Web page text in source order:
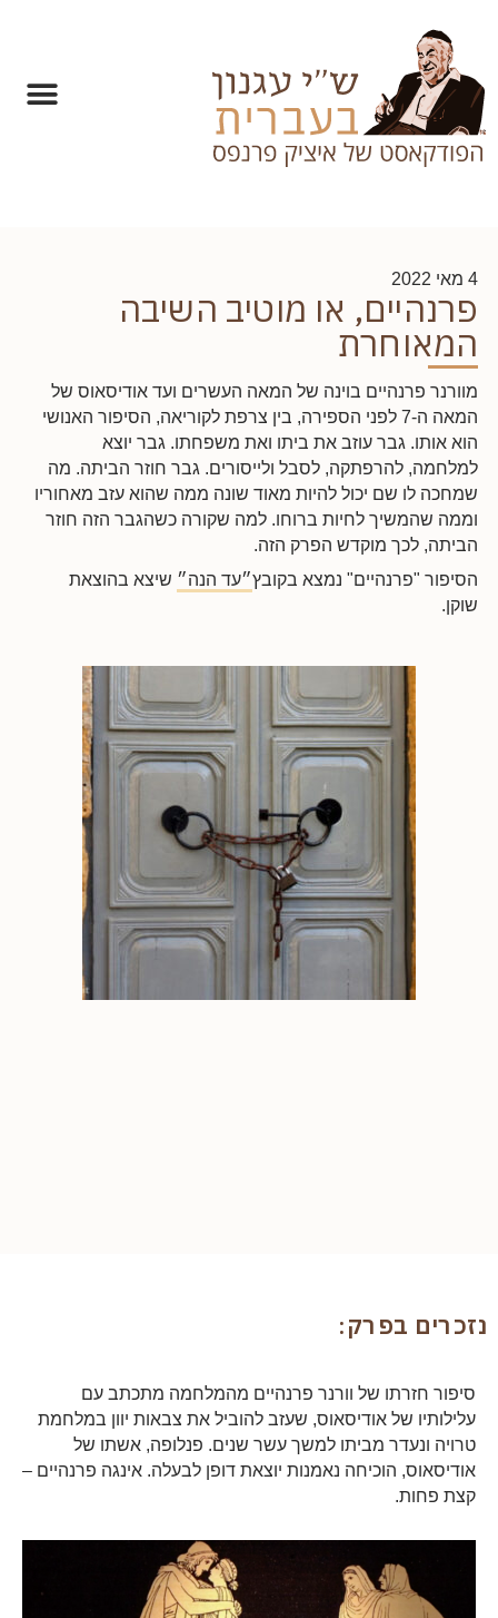
4 מאי 2022
פרנהיים, או מוטיב השיבה
המאוחרת
מוורנר פרנהיים בוינה של המאה העשרים ועד אודיסאוס של
המאה ה-7 לפני הספירה, בין צרפת לקוריאה, הסיפור האנושי
הוא אותו. גבר עוזב את ביתו ואת משפחתו. גבר יוצא
למלחמה, להרפתקה, לסבל ולייסורים. גבר חוזר הביתה. מה
שמחכה לו שם יכול להיות מאוד שונה ממה שהוא עזב מאחוריו
וממה שהמשיך לחיות ברוחו. למה שקורה כשהגבר הזה חוזר
הביתה, לכך מוקדש הפרק הזה.
הסיפור "פרנהיים" נמצא בקובץ״עד הנה״ שיצא בהוצאת
שוקן.
נזכרים בפרק:
סיפור חזרתו של וורנר פרנהיים מהמלחמה מתכתב עם
עלילותיו של אודיסאוס, שעזב להוביל את צבאות יוון במלחמת
טרויה ונעדר מביתו למשך עשר שנים. פנלופה, אשתו של
אודיסאוס, הוכיחה נאמנות יוצאת דופן לבעלה. אינגה פרנהיים –
קצת פחות.